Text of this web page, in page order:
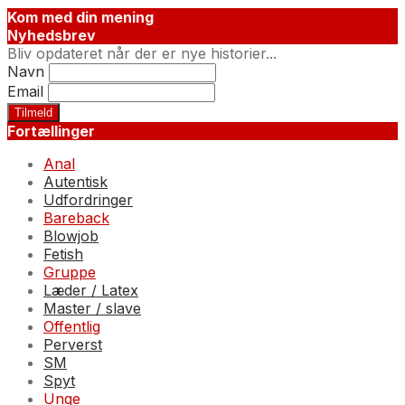
Kom med din mening
Nyhedsbrev
Bliv opdateret når der er nye historier...
Navn
Email
Fortællinger
Anal
Autentisk
Udfordringer
Bareback
Blowjob
Fetish
Gruppe
Læder / Latex
Master / slave
Offentlig
Perverst
SM
Spyt
Unge